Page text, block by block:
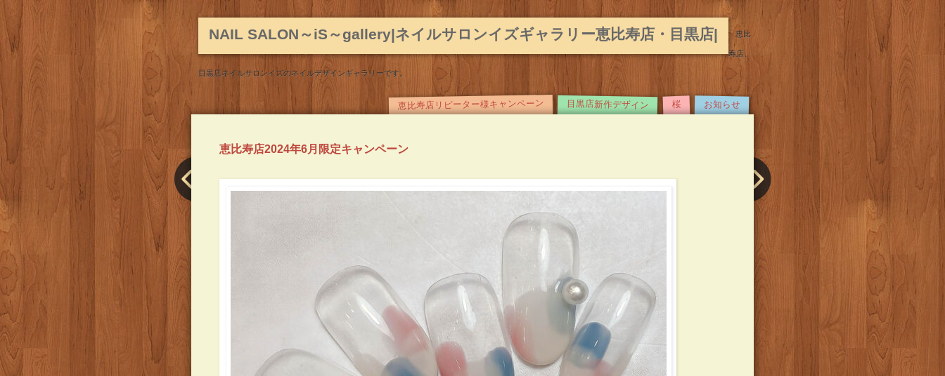
NAIL SALON～iS～gallery|ネイルサロンイズギャラリー恵比寿店・目黒店| 恵比
寿店、
目黒店ネイルサロンイズのネイルデザインギャラリーです。
Main menu
Skip
恵比寿店リピーター様キャンペーン 目黒店新作デザイン 桜 お知らせ
恵比寿店2024年6月限定キャンペーン
Post
navigation